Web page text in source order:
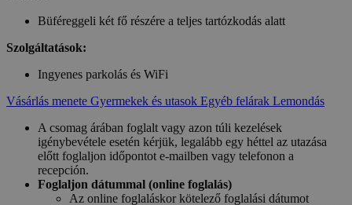
Büféreggeli két fő részére a teljes tartózkodás alatt
Szolgáltatások:
Ingyenes parkolás és WiFi
Vásárlás menete Gyermekek és utasok Egyéb felárak Lemondás
A csomag árában foglalt vagy azon túli kezelések
igénybevétele esetén kérjük, legalább egy héttel az utazása
előtt foglaljon időpontot e-mailben vagy telefonon a
recepción.
Foglaljon dátummal (online foglalás)
Az online foglaláskor kötelező foglalási dátumot